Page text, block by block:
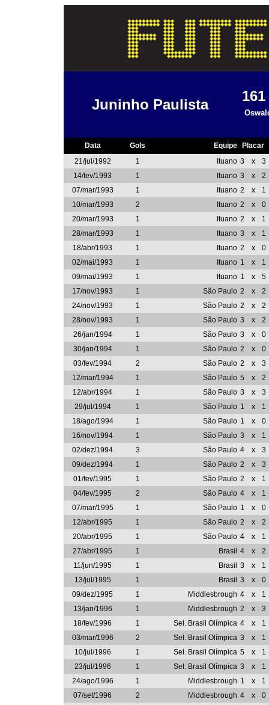
Juninho Paulista
161
Data Gols Equipe
Placar
21/jul/1992
1 Ituano 3 x
3
14/fev/1993
1 Ituano 3 x
2
07/mar/1993
1 Ituano 2 x
1
10/mar/1993
2 Ituano 2 x
0
20/mar/1993
1 Ituano 2 x
1
28/mar/1993
1 Ituano 3 x
1
18/abr/1993
1 Ituano 2 x
0
02/mai/1993
1 Ituano 1 x
1
09/mai/1993
1 Ituano 1 x
5
17/nov/1993
1 São Paulo 2 x
2
24/nov/1993
1 São Paulo 2 x
2
28/nov/1993
1 São Paulo 3 x
2
26/jan/1994
1 São Paulo 3 x
0
30/jan/1994
1 São Paulo 2 x
0
03/fev/1994
2 São Paulo 2 x
3
12/mar/1994
1 São Paulo 5 x
2
12/abr/1994
1 São Paulo 3 x
3
29/jul/1994
1 São Paulo 1 x
1
18/ago/1994
1 São Paulo 1 x
0
16/nov/1994
1 São Paulo 3 x
1
02/dez/1994
3 São Paulo 4 x
3
09/dez/1994
1 São Paulo 2 x
3
01/fev/1995
1 São Paulo 2 x
1
04/fev/1995
2 São Paulo 4 x
1
07/mar/1995
1 São Paulo 1 x
0
12/abr/1995
1 São Paulo 2 x
2
20/abr/1995
1 São Paulo 4 x
1
27/abr/1995
1 Brasil 4 x
2
11/jun/1995
1 Brasil 3 x
1
13/jul/1995
1 Brasil 3 x
0
09/dez/1995
1 Middlesbrough 4 x
1
13/jan/1996
1 Middlesbrough 2 x
3
18/fev/1996
1 Sel. Brasil Olímpica 4 x
1
03/mar/1996
2 Sel. Brasil Olímpica 3 x
1
10/jul/1996
1 Sel. Brasil Olímpica 5 x
1
23/jul/1996
1 Sel. Brasil Olímpica 3 x
1
24/ago/1996
1 Middlesbrough 1 x
1
07/set/1996
2 Middlesbrough 4 x
0